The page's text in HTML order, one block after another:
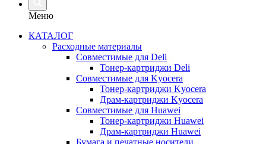
Меню
КАТАЛОГ
Расходные материалы
Совместимые для Deli
Тонер-картриджи Deli
Совместимые для Kyocera
Тонер-картриджи Kyocera
Драм-картриджи Kyocera
Совместимые для Huawei
Тонер-картриджи Huawei
Драм-картриджи Huawei
Бумага и печатные носители